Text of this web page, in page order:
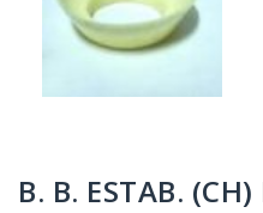
B. B. ESTAB.